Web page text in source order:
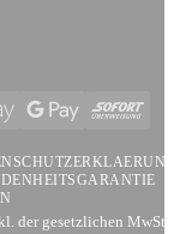
Google
Sofort
der gesetzlichen MwSt.